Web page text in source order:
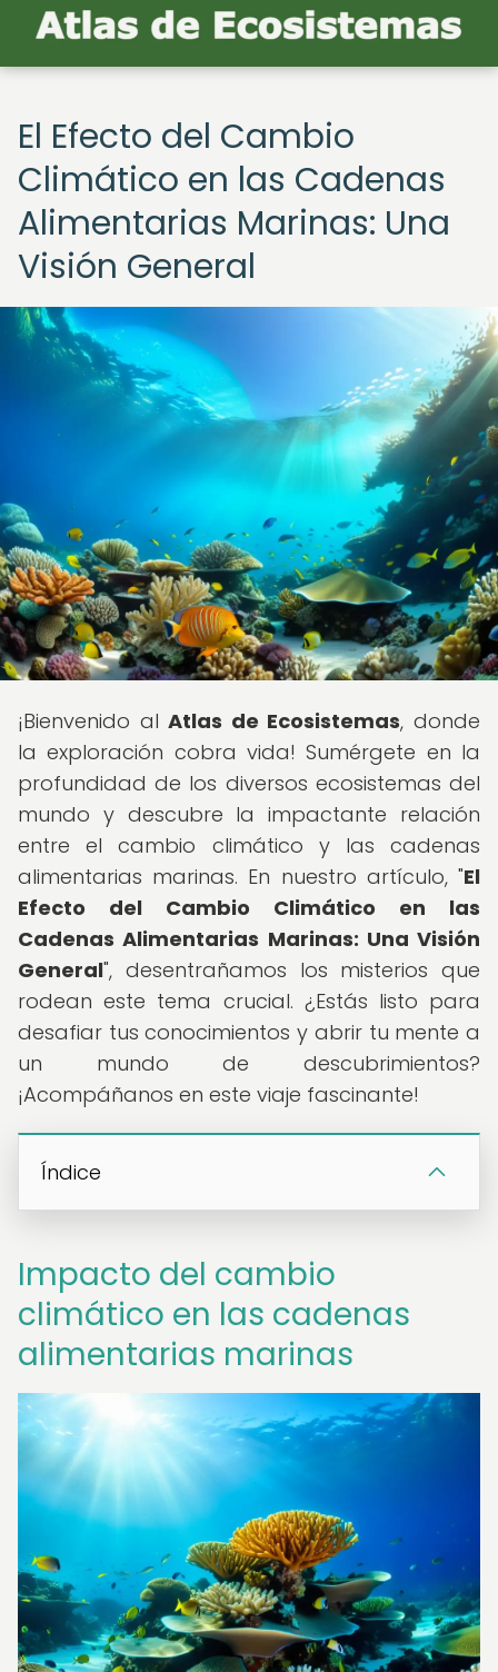
El Efecto del Cambio
Climático en las Cadenas
Alimentarias Marinas: Una
Visión General
¡Bienvenido alAtlas de Ecosistemas, donde
la exploración cobra vida! Sumérgete en la
profundidad de los diversos ecosistemas del
mundo y descubre la impactante relación
entre el cambio climático y las cadenas
alimentarias marinas. En nuestro artículo, "El
Efecto del Cambio Climático en las
Cadenas Alimentarias Marinas: Una Visión
General", desentrañamos los misterios que
rodean este tema crucial. ¿Estás listo para
desafiar tus conocimientos y abrir tu mente a
un mundo de descubrimientos?
¡Acompáñanos en este viaje fascinante!
Índice
Impacto del cambio
climático en las cadenas
alimentarias marinas